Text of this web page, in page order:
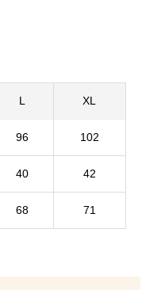
L XL
96 102
40 42
68 71